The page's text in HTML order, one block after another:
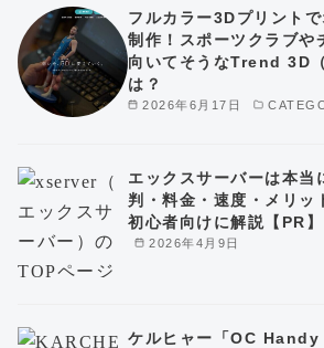
2026年6月17日
フルカラー3Dプリント
制作！スポーツクラブや
向いてそうなTrend 3D
は？
2026年4月9日
エックスサーバーは本当
判・料金・速度・メリッ
初心者向けに解説【PR】
ケルヒャー「OC